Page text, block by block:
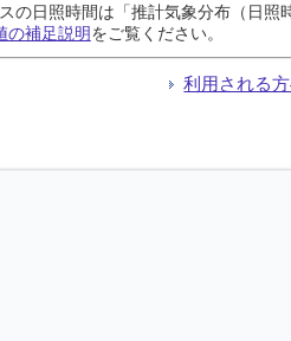
の日照時間は「推計気象分布（日
の補足説明をご覧ください。
利用される